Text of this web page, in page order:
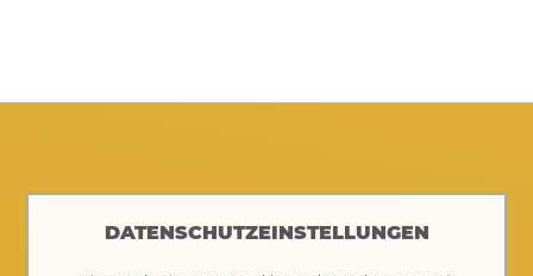
DATENSCHUTZEINSTELLUNGEN